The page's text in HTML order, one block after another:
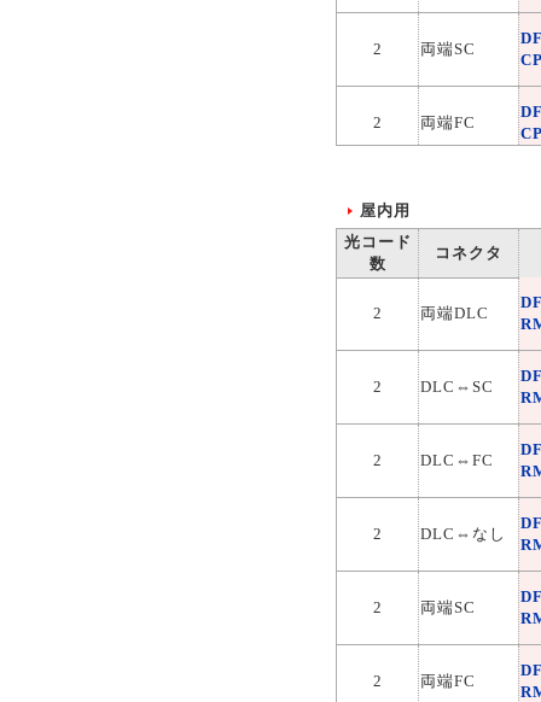
2 両端SC
2 両端FC
屋内用
光コード
数
コネクタ
2 両端DLC
2 DLC⇔SC
2 DLC⇔FC
2 DLC⇔なし
2 両端SC
2 両端FC